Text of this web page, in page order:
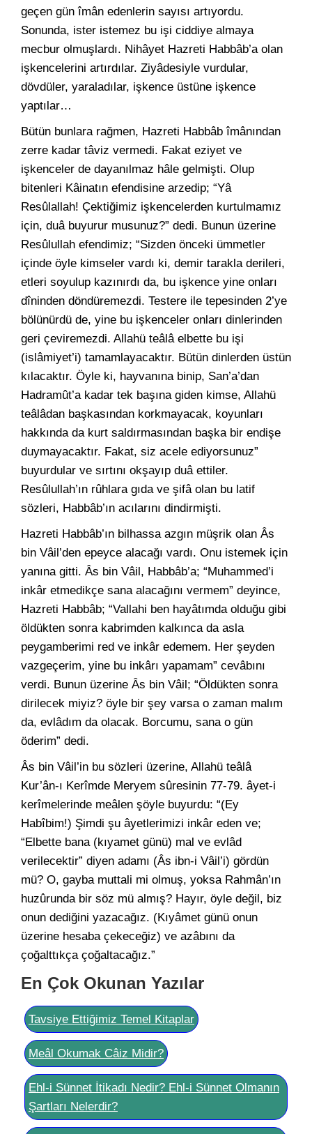
geçen gün îmân edenlerin sayısı artıyordu.
Sonunda, ister istemez bu işi ciddiye almaya
mecbur olmuşlardı. Nihâyet Hazreti Habbâb’a olan
işkencelerini artırdılar. Ziyâdesiyle vurdular,
dövdüler, yaraladılar, işkence üstüne işkence
yaptılar…
Bütün bunlara rağmen, Hazreti Habbâb îmânından
zerre kadar tâviz vermedi. Fakat eziyet ve
işkenceler de dayanılmaz hâle gelmişti. Olup
bitenleri Kâinatın efendisine arzedip; “Yâ
Resûlallah! Çektiğimiz işkencelerden kurtulmamız
için, duâ buyurur musunuz?” dedi. Bunun üzerine
Resûlullah efendimiz; “Sizden önceki ümmetler
içinde öyle kimseler vardı ki, demir tarakla derileri,
etleri soyulup kazınırdı da, bu işkence yine onları
dîninden döndüremezdi. Testere ile tepesinden 2’ye
bölünürdü de, yine bu işkenceler onları dinlerinden
geri çeviremezdi. Allahü teâlâ elbette bu işi
(islâmiyet’i) tamamlayacaktır. Bütün dinlerden üstün
kılacaktır. Öyle ki, hayvanına binip, San’a’dan
Hadramût’a kadar tek başına giden kimse, Allahü
teâlâdan başkasından korkmayacak, koyunları
hakkında da kurt saldırmasından başka bir endişe
duymayacaktır. Fakat, siz acele ediyorsunuz”
buyurdular ve sırtını okşayıp duâ ettiler.
Resûlullah’ın rûhlara gıda ve şifâ olan bu latif
sözleri, Habbâb’ın acılarını dindirmişti.
Hazreti Habbâb’ın bilhassa azgın müşrik olan Âs
bin Vâil’den epeyce alacağı vardı. Onu istemek için
yanına gitti. Âs bin Vâil, Habbâb’a; “Muhammed’i
inkâr etmedikçe sana alacağını vermem” deyince,
Hazreti Habbâb; “Vallahi ben hayâtımda olduğu gibi
öldükten sonra kabrimden kalkınca da asla
peygamberimi red ve inkâr edemem. Her şeyden
vazgeçerim, yine bu inkârı yapamam” cevâbını
verdi. Bunun üzerine Âs bin Vâil; “Öldükten sonra
dirilecek miyiz? öyle bir şey varsa o zaman malım
da, evlâdım da olacak. Borcumu, sana o gün
öderim” dedi.
Âs bin Vâil’in bu sözleri üzerine, Allahü teâlâ
Kur’ân-ı Kerîmde Meryem sûresinin 77-79. âyet-i
kerîmelerinde meâlen şöyle buyurdu: “(Ey
Habîbim!) Şimdi şu âyetlerimizi inkâr eden ve;
“Elbette bana (kıyamet günü) mal ve evlâd
verilecektir” diyen adamı (Âs ibn-i Vâil’i) gördün
mü? O, gayba muttali mi olmuş, yoksa Rahmân’ın
huzûrunda bir söz mü almış? Hayır, öyle değil, biz
onun dediğini yazacağız. (Kıyâmet günü onun
üzerine hesaba çekeceğiz) ve azâbını da
çoğalttıkça çoğaltacağız.”
En Çok Okunan Yazılar
Tavsiye Ettiğimiz Temel Kitaplar
Meâl Okumak Câiz Midir?
Ehl-i Sünnet İtikadı Nedir? Ehl-i Sünnet Olmanın
Şartları Nelerdir?